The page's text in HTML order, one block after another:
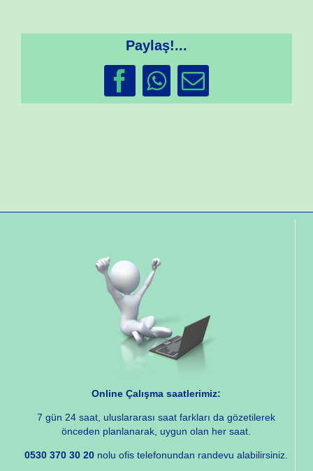
Paylaş!...
Facebook
WhatsApp
Email
Online Çalışma saatlerimiz:
7 gün 24 saat, uluslararası saat farkları da gözetilerek
önceden planlanarak, uygun olan her saat.
0530 370 30 20 nolu ofis telefonundan randevu alabilirsiniz.